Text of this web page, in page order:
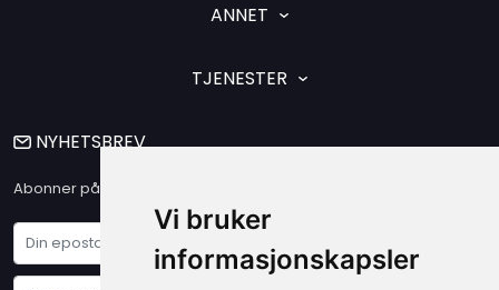
Vi bruker
informasjonskapsler
ANNET
TJENESTER
NYHETSBREV
Abonner på vårt nyhetsbrev og få våre siste nyheter og tilbud